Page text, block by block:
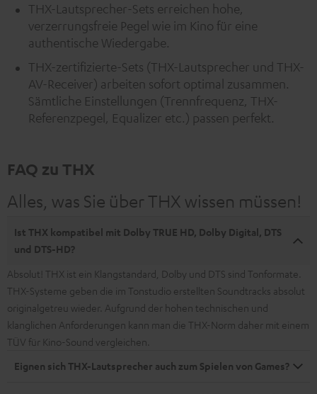
THX-Lautsprecher-Sets erreichen hohe,
verzerrungsfreie Pegel wie im Kino für eine
authentische Wiedergabe.
THX-zertifizierte-Sets (THX-Lautsprecher und THX-
AV-Receiver) arbeiten sofort optimal zusammen.
Sämtliche Einstellungen (Trennfrequenz, THX-
Referenzpegel, Equalizer etc.) passen perfekt.
FAQ zu THX
Alles, was Sie über THX wissen müssen!
Ist THX kompatibel mit Dolby TRUE HD, Dolby Digital, DTS
und DTS-HD?
Absolut! THX ist ein Klangstandard, Dolby und DTS sind Tonformate.
THX-Systeme geben die im Tonstudio erstellten Soundtracks absolut
originalgetreu wieder. Aufgrund der hohen technischen und
klanglichen Anforderungen kann man die THX-Norm daher mit einem
TÜV für Kino-Sound vergleichen.
Eignen sich THX-Lautsprecher auch zum Spielen von Games?